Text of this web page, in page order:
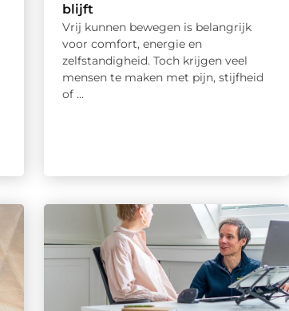
blijft
Vrij kunnen bewegen is belangrijk
voor comfort, energie en
zelfstandigheid. Toch krijgen veel
mensen te maken met pijn, stijfheid
of ...